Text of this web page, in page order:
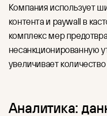
Компания использует
контента и paywall в
комплекс мер
несанкционированную
увеличивает
Аналитика: